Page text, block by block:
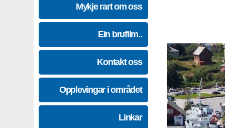
Mykje rart om oss
Ein brufilm..
Kontakt oss
Opplevingar i området
Linkar